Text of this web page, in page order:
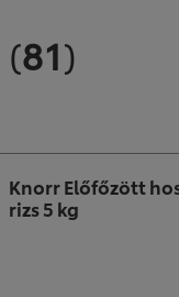
(81)
Knorr Előfőzött
rizs 5 kg